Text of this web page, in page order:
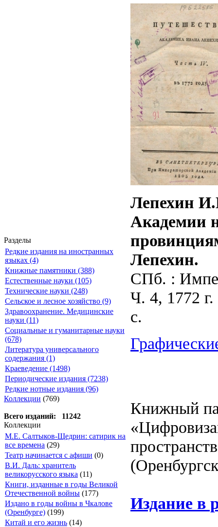
Разделы
Редкие издания на иностранных
языках (4)
Книжные памятники (388)
Естественные науки (105)
Технические науки (248)
Сельское и лесное хозяйство (9)
Здравоохранение. Медицинские
науки (11)
Социальные и гуманитарные науки
(678)
Литература универсального
содержания (1)
Краеведение (1498)
Периодические издания (7238)
Редкие нотные издания (96)
Коллекции (769)
Всего изданий: 11242
Коллекции
М.Е. Салтыков-Щедрин: сатирик на
все времена (29)
Театр начинается с афиши (0)
В.И. Даль: хранитель
великорусского языка (11)
Книги, изданные в годы Великой
Отечественной войны (177)
Издано в годы войны в Чкалове
(Оренбурге) (199)
Китай и его жизнь (14)
Лепехин
Академии
Лепехин.
СПб. :
Ч. 4, 1772
с.
Книжный
Издание в